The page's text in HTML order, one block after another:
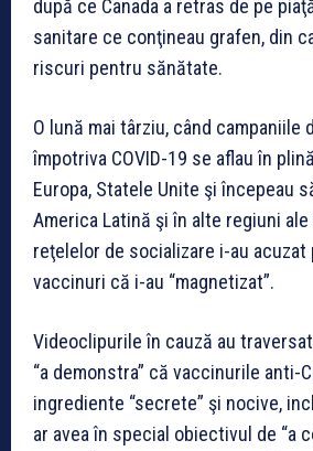
după ce Canada a retras de pe
sanitare ce conţineau grafen, din
riscuri pentru sănătate.
O lună mai târziu, când campaniile
împotriva COVID-19 se aflau în
Europa, Statele Unite şi începeau
America Latină şi în alte regiuni
reţelelor de socializare i-au
vaccinuri că i-au “magnetizat”.
Videoclipurile în cauză au
“a demonstra” că vaccinurile anti-
ingrediente “secrete” şi nocive,
ar avea în special obiectivul de “a